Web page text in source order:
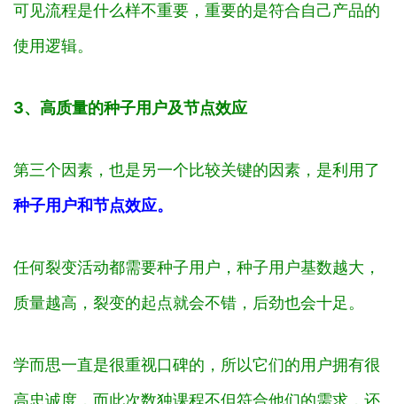
可见流程是什么样不重要，重要的是符合自己产品的
使用逻辑。
3、高质量的种子用户及节点效应
第三个因素，也是另一个比较关键的因素，是利用了
种子用户和节点效应。
任何裂变活动都需要种子用户，种子用户基数越大，
质量越高，裂变的起点就会不错，后劲也会十足。
学而思一直是很重视口碑的，所以它们的用户拥有很
高忠诚度，而此次数独课程不但符合他们的需求，还